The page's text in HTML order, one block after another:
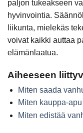
paljon tukeakseen
hyvinvointia.
liikunta, mielekäs
voivat kaikki auttaa
elämänlaatua.
Aiheeseen
Miten saada
Miten kauppa-
Miten edistää